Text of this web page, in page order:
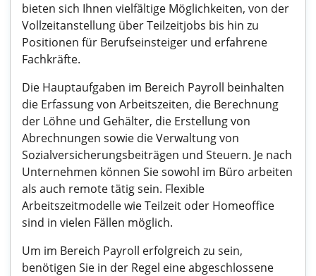
bieten sich Ihnen vielfältige Möglichkeiten, von der
Vollzeitanstellung über Teilzeitjobs bis hin zu
Positionen für Berufseinsteiger und erfahrene
Fachkräfte.
Die Hauptaufgaben im Bereich Payroll beinhalten
die Erfassung von Arbeitszeiten, die Berechnung
der Löhne und Gehälter, die Erstellung von
Abrechnungen sowie die Verwaltung von
Sozialversicherungsbeiträgen und Steuern. Je nach
Unternehmen können Sie sowohl im Büro arbeiten
als auch remote tätig sein. Flexible
Arbeitszeitmodelle wie Teilzeit oder Homeoffice
sind in vielen Fällen möglich.
Um im Bereich Payroll erfolgreich zu sein,
benötigen Sie in der Regel eine abgeschlossene